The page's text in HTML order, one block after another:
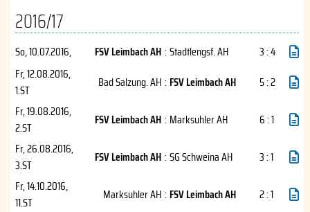
2016/17
So, 10.07.2016, FSV Leimbach AH :Stadtlengsf. AH
3 : 4
Fr, 12.08.2016,
1.ST
Bad Salzung. AH : FSV Leimbach AH
5 : 2
Fr, 19.08.2016,
2.ST
FSV Leimbach AH : Marksuhler AH
6 : 1
Fr, 26.08.2016,
3.ST
FSV Leimbach AH :SG Schweina AH
3 : 1
Fr, 14.10.2016,
11.ST
Marksuhler AH : FSV Leimbach AH
2 : 1